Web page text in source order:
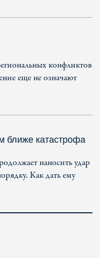
конфликтов
еще не означают
ближе катастрофа
наносить удар
Как дать ему